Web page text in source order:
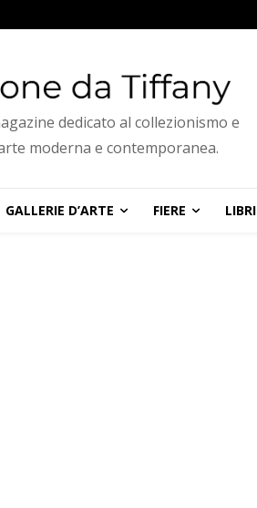
dedicato al collezionismo e
moderna e contemporanea.
GALLERIE D’ARTE FIERE LIBRI